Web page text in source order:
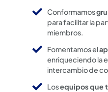
Conformamos
para facilitar la
miembros.
Fomentamos el
enriqueciendo la
intercambio de
Losequipos que